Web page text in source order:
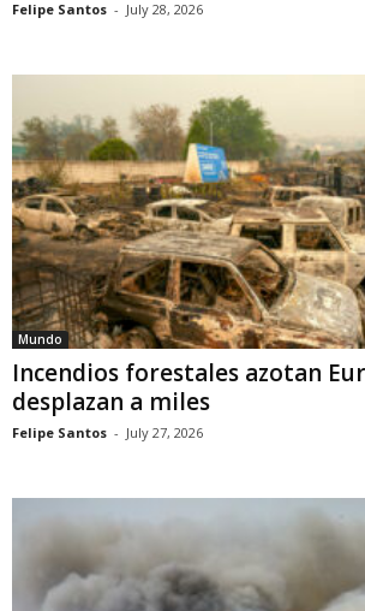
Felipe Santos - July 28, 2026
Mundo
Incendios forestales azotan
desplazan a miles
Felipe Santos - July 27, 2026